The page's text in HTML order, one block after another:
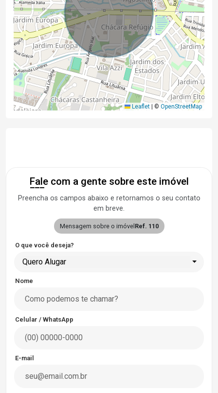
Leaflet © OpenStreetMap
Fale com a gente sobre este imóvel
Preencha os campos abaixo e retornamos o seu contato
em breve.
Mensagem sobre o imóvel Ref. 110
O que você deseja?
Quero Alugar
Nome
Celular / WhatsApp
E-mail